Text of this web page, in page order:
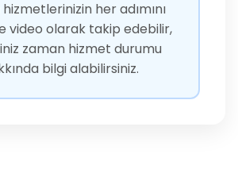
her adımını
video olarak takip edebilir,
zaman hizmet durumu
bilgi alabilirsiniz.